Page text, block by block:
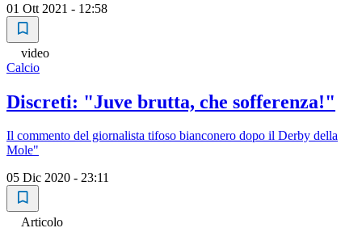
01 Ott 2021 - 12:58
video
Calcio
Discreti: "Juve brutta, che sofferenza!"
Il commento del giornalista tifoso bianconero dopo il Derby della
Mole"
05 Dic 2020 - 23:11
Articolo